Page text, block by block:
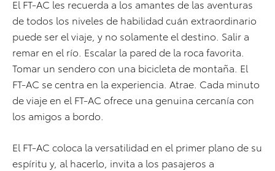
El FT-AC les recuerda a los amantes de las aventuras
de todos los niveles de habilidad cuán extraordinario
puede ser el viaje, y no solamente el destino. Salir a
remar en el río. Escalar la pared de la roca favorita.
Tomar un sendero con una bicicleta de montaña. El
FT-AC se centra en la experiencia. Atrae. Cada minuto
de viaje en el FT-AC ofrece una genuina cercanía con
los amigos a bordo.
El FT-AC coloca la versatilidad en el primer plano de su
espíritu y, al hacerlo, invita a los pasajeros a